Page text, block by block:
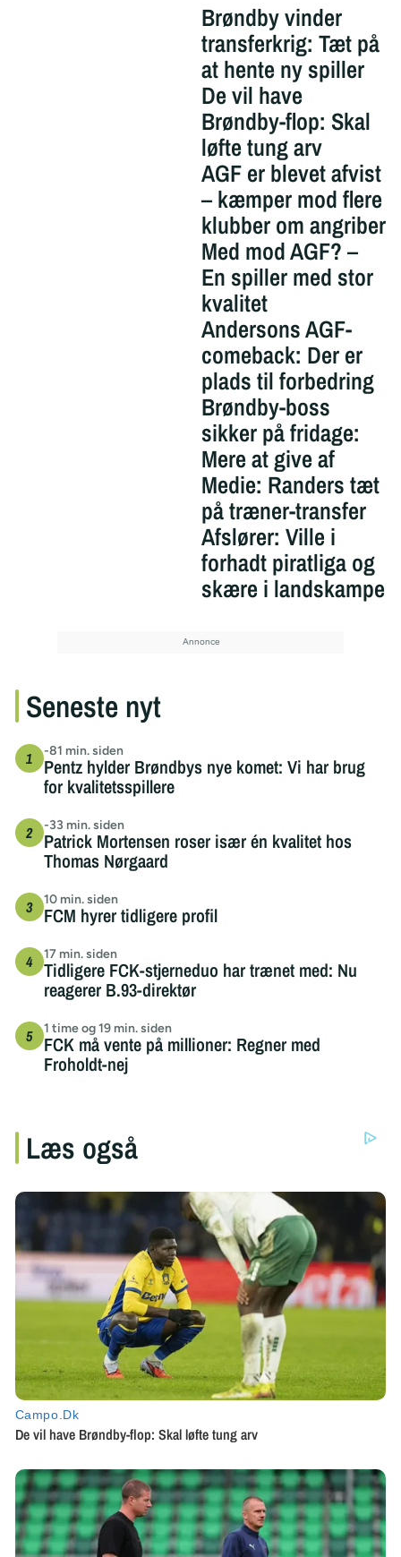
Brøndby vinder
transferkrig: Tæt på
at hente ny spiller
De vil have
Brøndby-flop: Skal
løfte tung arv
AGF er blevet afvist
– kæmper mod flere
klubber om angriber
Med mod AGF? –
En spiller med stor
kvalitet
Andersons AGF-
comeback: Der er
plads til forbedring
Brøndby-boss
sikker på fridage:
Mere at give af
Medie: Randers tæt
på træner-transfer
Afslører: Ville i
forhadt piratliga og
skære i landskampe
Seneste nyt
-81 min. siden
Pentz hylder Brøndbys nye komet: Vi har brug
for kvalitetsspillere
-33 min. siden
Patrick Mortensen roser især én kvalitet hos
Thomas Nørgaard
10 min. siden
FCM hyrer tidligere profil
17 min. siden
Tidligere FCK-stjerneduo har trænet med: Nu
reagerer B.93-direktør
1 time og 19 min. siden
FCK må vente på millioner: Regner med
Froholdt-nej